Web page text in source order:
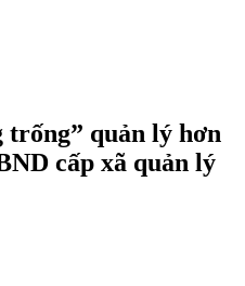
trống” quản lý hơn
cấp xã quản lý